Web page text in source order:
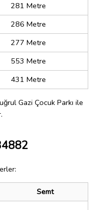
281 Metre
286 Metre
277 Metre
553 Metre
431 Metre
Gazi Çocuk Parkı ile
Semt